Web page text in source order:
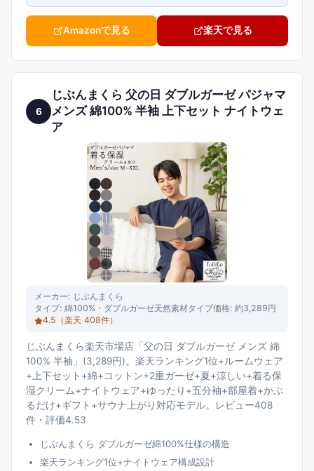
Amazonで見る 楽天で見る
6
じぶんまくら 父の日 ダブルガーゼ パジャマ
メンズ 綿100% 半袖 上下セット ナイトウェ
ア
メーカー: じぶんまくら
タイプ: 綿100%・ダブルガーゼ天然素材タイプ価格: 約3,289円
4.5 （楽天 408件）
じぶんまくら楽天市場店「父の日 ダブルガーゼ メンズ 綿
100% 半袖」(3,289円)。楽天ランキング1位+ルームウェア
+上下セット+綿+コットン+2重ガーゼ+夏+涼しい+着る保
湿クリーム+ナイトウェア+ゆったり+五分袖+部屋着+かぶ
るだけ+ギフト+サウナ上がり対応モデル。レビュー408
件・評価4.53
じぶんまくら ダブルガーゼ綿100%仕様の構造
楽天ランキング1位+ナイトウェア構成設計